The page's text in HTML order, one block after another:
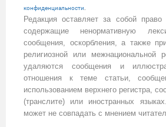
конфиденциальности
Редакция оставляет за собой
содержащие ненормативную
сообщения, оскорбления, а также
религиозной или
удаляются сообщения и
отношения к теме статьи,
использованием верхнего регистра,
(транслите) или иностранных
может не совпадать с мнением